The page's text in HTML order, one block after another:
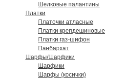
Шелковые палантины
Платки
Платочки атласные
Платки крепдешиновые
Платки газ-шифон
Панбархат
Шарфы/Шарфики
Шарфики
Шарфы (косички)